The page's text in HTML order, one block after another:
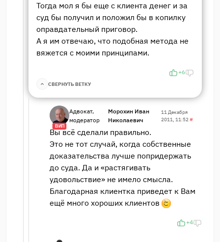
Тогда мол я бы еще с клиента денег и за
суд бы получил и положил бы в копилку
оправдательный приговор.
А я им отвечаю, что подобная метода не
вяжется с моими принципами.
+6
СВЕРНУТЬ ВЕТКУ
ВИП
Адвокат,
модератор
Морохин Иван
Николаевич
11 Декабря
2011, 11:52#
Вы всё сделали правильно.
Это не тот случай, когда собственные
доказательства лучше попридержать
до суда. Да и «растягивать
удовольствие» не имело смысла.
Благодарная клиентка приведет к Вам
ещё много хороших клиентов
+4